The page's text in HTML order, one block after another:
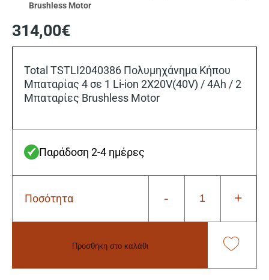
Brushless Motor
314,00€
Total TSTLI2040386 Πολυμηχάνημα Κήπου
Μπαταρίας 4 σε 1 Li-ion 2X20V(40V) / 4Ah / 2
Μπαταρίες Brushless Motor
Παράδοση 2-4 ημέρες
Ποσότητα -
Total
+
Προσθήκη στο καλάθι